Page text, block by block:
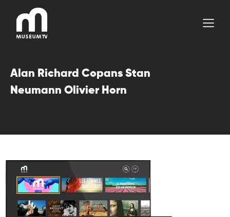
contenu
Alan Richard Copans Stan
Neumann Olivier Horn